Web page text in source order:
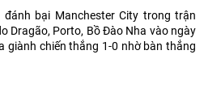
đánh bại Manchester City trong trận
Dragão, Porto, Bồ Đào Nha vào ngày
giành chiến thắng 1-0 nhờ bàn thắng